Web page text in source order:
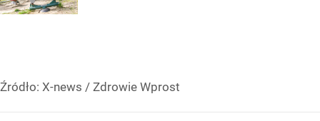
Źródło: X-news / Zdrowie Wprost